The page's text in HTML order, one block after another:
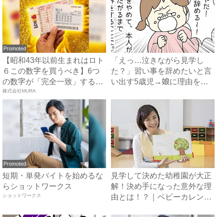
Promoted
【昭和43年以前生まれはロト
６この数字を買うべき】6つ
の数字が「完全一致」する
方...
株式会社MURA
「えっ…泣きながら見学し
た？」習い事を辞めたいと言
い出す5歳児→娘に理由を聞
Promoted
短期・単発バイトを始めるな
らショットワークス
ショットワークス
見学して決めた幼稚園が大正
解！決め手になった意外な理
由とは！？｜ベビーカレンダ